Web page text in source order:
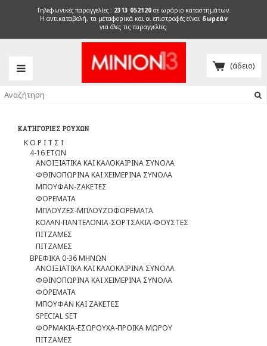
Τηλεφωνικές παραγγελίες : 2313 052120σε ωράριο καταστημάτων.
H αντικαταβολή, τα μεταφορικά και οι επιστροφές είναι δωρεάν
για όλες τις παραγγελίες.
(άδειο)
ΚΑΤΗΓΟΡΊΕΣ ΡΟΎΧΩΝ
Κ Ο Ρ Ι Τ Σ Ι
4-16 ΕΤΩΝ
ΑΝΟΙΞΙΑΤΙΚΑ ΚΑΙ ΚΑΛΟΚΑΙΡΙΝΑ ΣΥΝΟΛΑ
ΦΘΙΝΟΠΩΡΙΝΑ ΚΑΙ ΧΕΙΜΕΡΙΝΑ ΣΥΝΟΛΑ
ΜΠΟΥΦΑΝ-ΖΑΚΕΤΕΣ
ΦΟΡΕΜΑΤΑ
ΜΠΛΟΥΖΕΣ-ΜΠΛΟΥΖΟΦΟΡΕΜΑΤΑ
ΚΟΛΑΝ-ΠΑΝΤΕΛΟΝΙΑ-ΣΟΡΤΣΑΚΙΑ-ΦΟΥΣΤΕΣ
ΠΙΤΖΑΜΕΣ
ΠΙΤΖΑΜΕΣ
ΒΡΕΦΙΚΑ 0-36 ΜΗΝΩΝ
ΑΝΟΙΞΙΑΤΙΚΑ ΚΑΙ ΚΑΛΟΚΑΙΡΙΝΑ ΣΥΝΟΛΑ
ΦΘΙΝΟΠΩΡΙΝΑ ΚΑΙ ΧΕΙΜΕΡΙΝΑ ΣΥΝΟΛΑ
ΦΟΡΕΜΑΤΑ
ΜΠΟΥΦΑΝ ΚΑΙ ΖΑΚΕΤΕΣ
SPECIAL SET
ΦOΡΜΑΚΙΑ-ΕΣΩΡΟΥΧΑ-ΠΡΟΙΚΑ ΜΩΡΟΥ
ΠΙΤΖΑΜΕΣ